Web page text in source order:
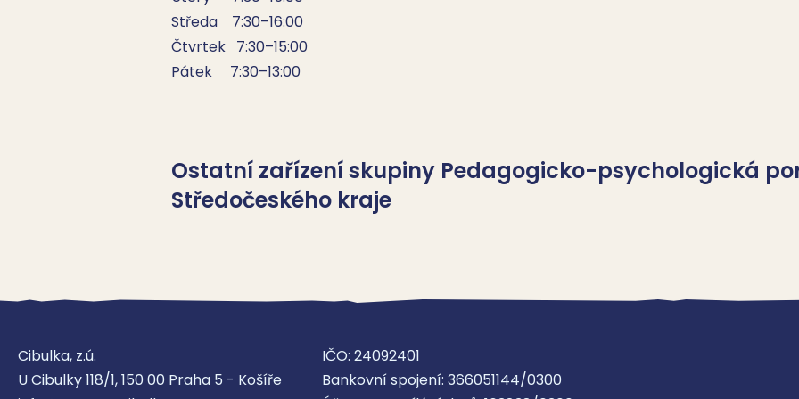
Středa    7:30–16:00
Čtvrtek   7:30–15:00
Pátek     7:30–13:00
Ostatní zařízení skupiny Pedagogicko-psychologická
Středočeského kraje
Pedagogicko psychologická poradna – Benešov
Pedagogicko-psychologická poradna
Cibulka, z.ú.
U Cibulky 118/1, 150 00 Praha 5 - Košíře
IČO: 24092401
Bankovní spojení: 366051144/0300